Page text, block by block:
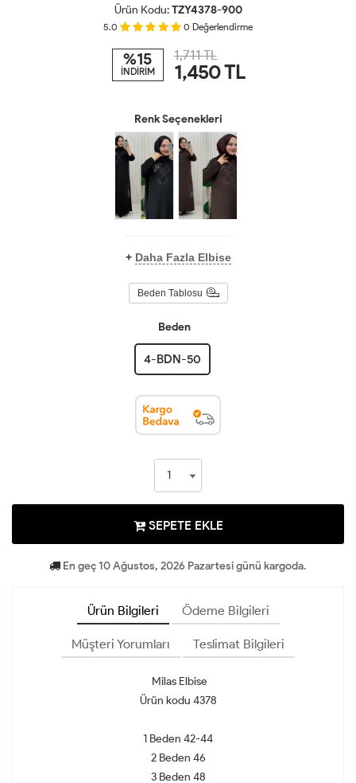
Ürün Kodu:TZY4378-900
5.0 0 Değerlendirme
%15
İNDİRİM
1,711 TL
1,450TL
Renk Seçenekleri
+ Daha Fazla Elbise
Beden Tablosu
Beden
4-BDN-50
SEPETE EKLE
En geç 10 Ağustos, 2026 Pazartesi günü kargoda.
Ürün Bilgileri Ödeme Bilgileri
Müşteri Yorumları Teslimat Bilgileri
Milas Elbise
Ürün kodu 4378
1 Beden 42-44
2 Beden 46
3 Beden 48